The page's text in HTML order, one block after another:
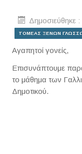
Δημοσιεύθηκε :
ΤΟΜΕΑΣ ΞΕΝΩΝ
Αγαπητοί γονείς,
Επισυνάπτουμε
το μάθημα των
Δημοτικού.